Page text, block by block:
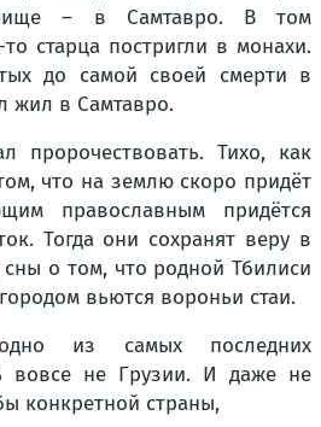
– в Самтавро. В том
старца постригли в монахи.
до самой своей смерти в
жил в Самтавро.
пророчествовать. Тихо, как
что на землю скоро придёт
православным придётся
Тогда они сохранят веру в
сны о том, что родной Тбилиси
вьются вороньи стаи.
из самых последних
вовсе не Грузии. И даже не
конкретной страны,